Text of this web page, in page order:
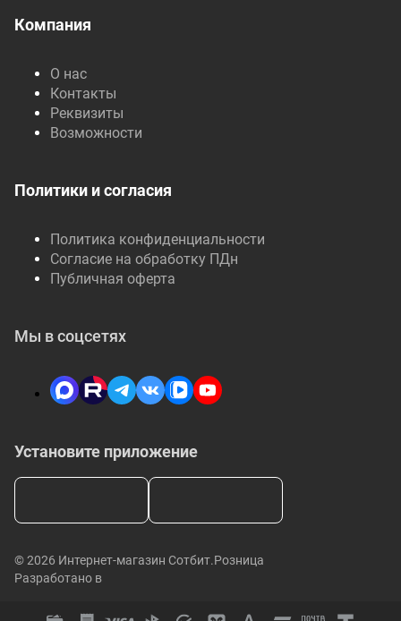
Компания
О нас
Контакты
Реквизиты
Возможности
Политики и согласия
Политика конфиденциальности
Согласие на обработку ПДн
Публичная оферта
Установите приложение
Мы в соцсетях
© 2026 Интернет-магазин Сотбит.Розница
Разработано в